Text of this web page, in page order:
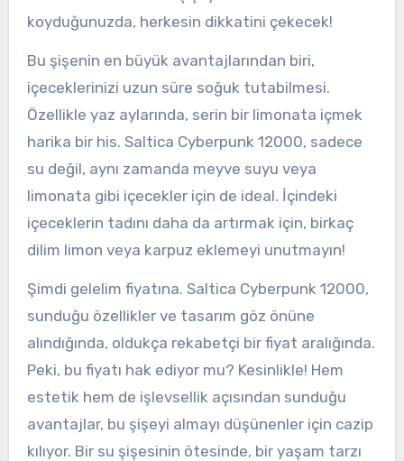
koyduğunuzda, herkesin dikkatini çekecek!
Bu şişenin en büyük avantajlarından biri,
içeceklerinizi uzun süre soğuk tutabilmesi.
Özellikle yaz aylarında, serin bir limonata içmek
harika bir his. Saltica Cyberpunk 12000, sadece
su değil, aynı zamanda meyve suyu veya
limonata gibi içecekler için de ideal. İçindeki
içeceklerin tadını daha da artırmak için, birkaç
dilim limon veya karpuz eklemeyi unutmayın!
Şimdi gelelim fiyatına. Saltica Cyberpunk 12000,
sunduğu özellikler ve tasarım göz önüne
alındığında, oldukça rekabetçi bir fiyat aralığında.
Peki, bu fiyatı hak ediyor mu? Kesinlikle! Hem
estetik hem de işlevsellik açısından sunduğu
avantajlar, bu şişeyi almayı düşünenler için cazip
kılıyor. Bir su şişesinin ötesinde, bir yaşam tarzı